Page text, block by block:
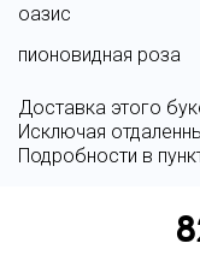
оазис
пионовидная роза
Доставка этого
Исключая
Подробности в